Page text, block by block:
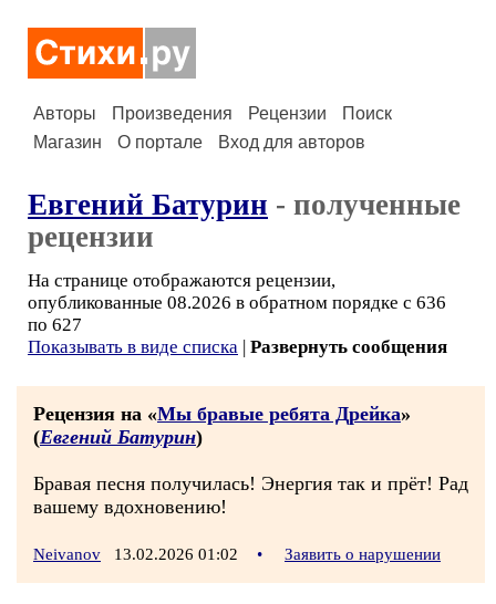
Авторы Произведения Рецензии
Поиск
Магазин
О портале Вход для авторов
Евгений Батурин - полученные
рецензии
На странице отображаются рецензии,
опубликованные 08.2026 в обратном порядке с 636
по 627
Показывать в виде списка | Развернуть сообщения
Рецензия на «Мы бравые ребята Дрейка»
(Евгений Батурин)
Бравая песня получилась! Энергия так и прёт! Рад
вашему вдохновению!
Neivanov 13.02.2026 01:02 • Заявить о нарушении